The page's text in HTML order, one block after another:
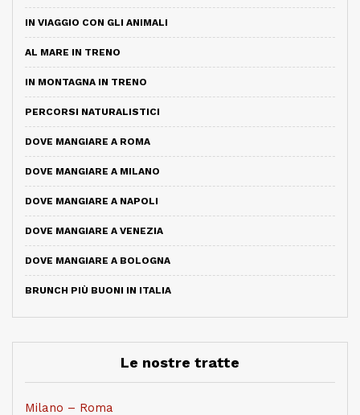
IN VIAGGIO CON GLI ANIMALI
AL MARE IN TRENO
IN MONTAGNA IN TRENO
PERCORSI NATURALISTICI
DOVE MANGIARE A ROMA
DOVE MANGIARE A MILANO
DOVE MANGIARE A NAPOLI
DOVE MANGIARE A VENEZIA
DOVE MANGIARE A BOLOGNA
BRUNCH PIÙ BUONI IN ITALIA
Le nostre tratte
Milano – Roma